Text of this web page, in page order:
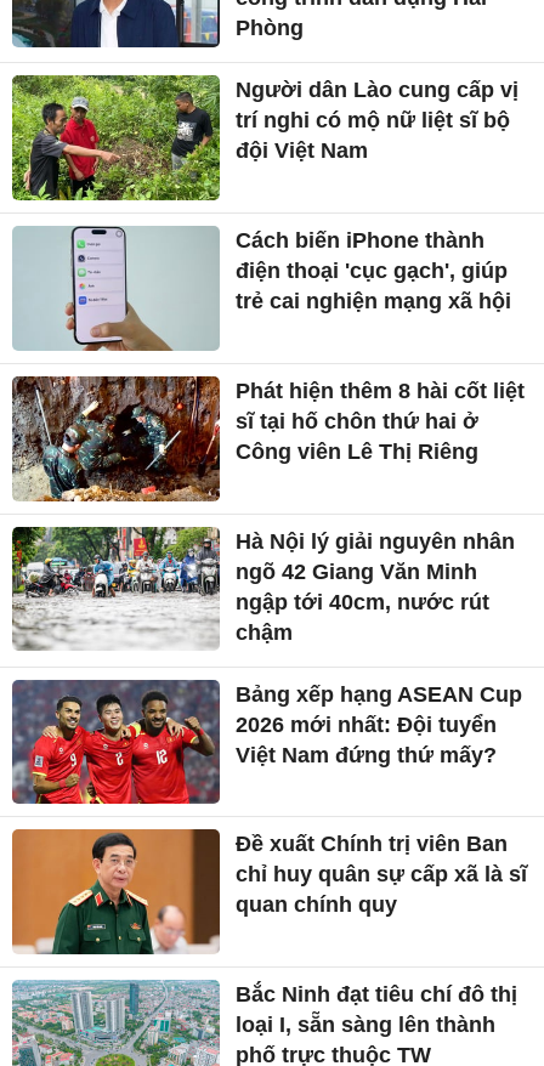
Phòng
Người dân Lào cung cấp vị
trí nghi có mộ nữ liệt sĩ bộ
đội Việt Nam
Cách biến iPhone thành
điện thoại 'cục gạch', giúp
trẻ cai nghiện mạng xã hội
Phát hiện thêm 8 hài cốt liệt
sĩ tại hố chôn thứ hai ở
Công viên Lê Thị Riêng
Hà Nội lý giải nguyên nhân
ngõ 42 Giang Văn Minh
ngập tới 40cm, nước rút
chậm
Bảng xếp hạng ASEAN Cup
2026 mới nhất: Đội tuyển
Việt Nam đứng thứ mấy?
Đề xuất Chính trị viên Ban
chỉ huy quân sự cấp xã là sĩ
quan chính quy
Bắc Ninh đạt tiêu chí đô thị
loại I, sẵn sàng lên thành
phố trực thuộc TW